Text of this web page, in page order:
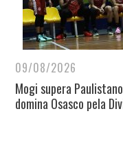
09/08/2026
Mogi supera
domina Osasco pela